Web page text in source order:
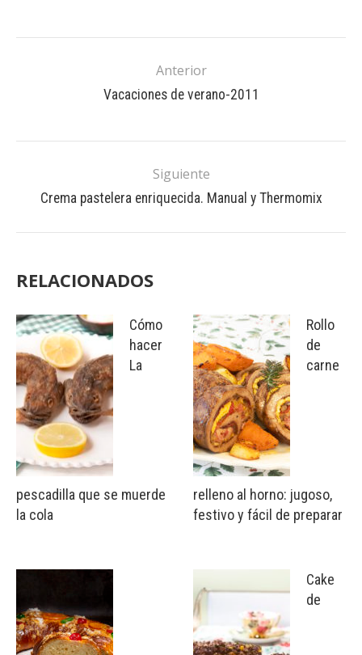
Anterior
Vacaciones de verano-2011
Siguiente
Crema pastelera enriquecida. Manual y Thermomix
RELACIONADOS
Cómo
hacer
La
pescadilla que se muerde
la cola
Rollo
de
carne
relleno al horno: jugoso,
festivo y fácil de preparar
Cake
de